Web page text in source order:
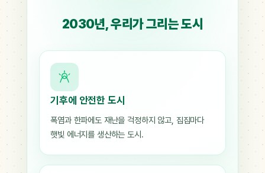
2030년, 우리가 그리는 도시
기후에 안전한 도시
폭염과 한파에도 재난을 걱정하지 않고, 집집마다
햇빛 에너지를 생산하는 도시.